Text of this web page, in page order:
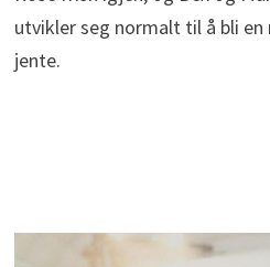
utvikler seg normalt til å bli
jente.